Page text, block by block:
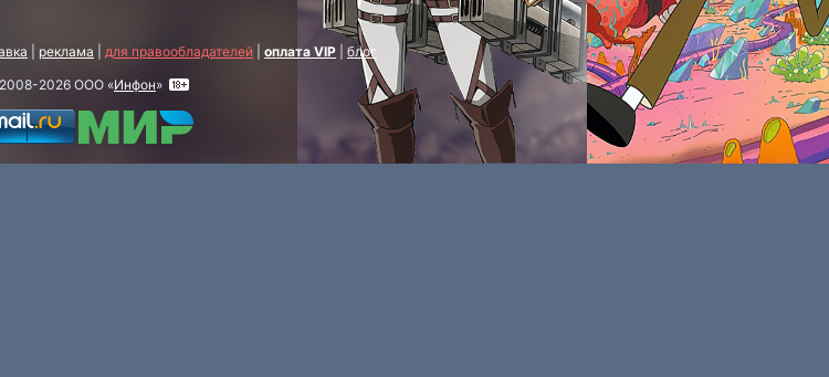
реклама для правообладателей оплата VIP
блог
2026 ООО «Инфон»